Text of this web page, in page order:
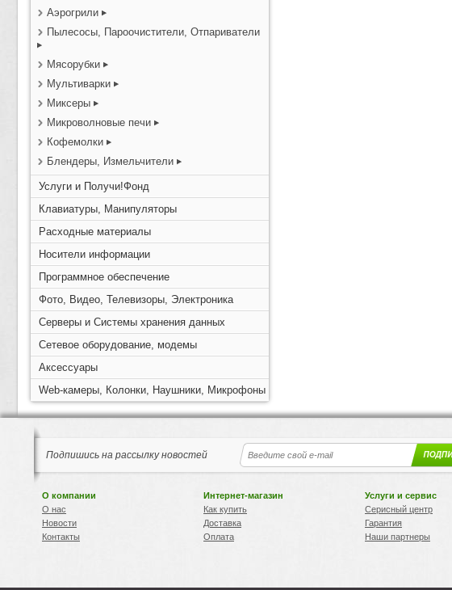
Аэрогрили
Пылесосы, Пароочистители, Отпариватели
Мясорубки
Мультиварки
Миксеры
Микроволновые печи
Кофемолки
Блендеры, Измельчители
Услуги и Получи!Фонд
Клавиатуры, Манипуляторы
Расходные материалы
Носители информации
Программное обеспечение
Фото, Видео, Телевизоры, Электроника
Серверы и Системы хранения данных
Сетевое оборудование, модемы
Аксессуары
Web-камеры, Колонки, Наушники, Микрофоны
Подпишись на рассылку новостей
О компании
О нас
Новости
Контакты
Интернет-магазин
Как купить
Доставка
Оплата
Услуги и сервис
Серисный центр
Гарантия
Наши партнеры